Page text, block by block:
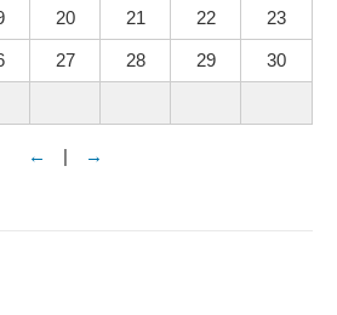
20 21 22 23
27 28 29 30
← | →